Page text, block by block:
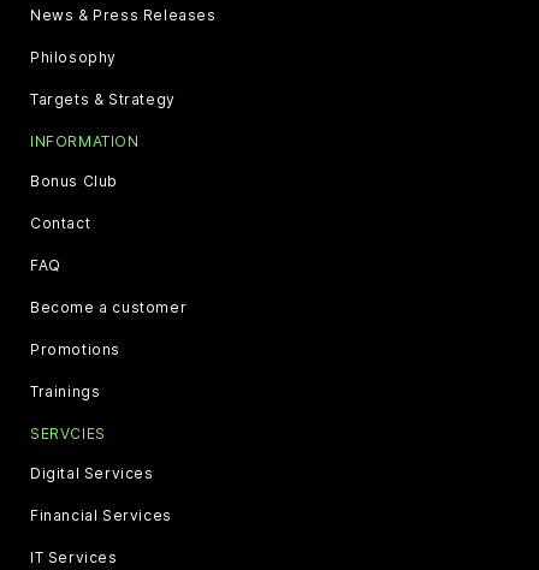
News & Press Releases
Philosophy
Targets & Strategy
INFORMATION
Bonus Club
Contact
FAQ
Become a customer
Promotions
Trainings
SERVCIES
Digital Services
Financial Services
IT Services